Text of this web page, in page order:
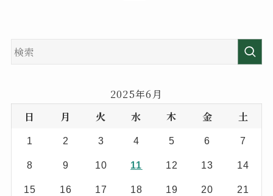
2025年6月
日
月 火 水 木 金 土
1 2 3 4 5 6 7
8 9 10 11 12 13 14
15 16 17 18 19 20 21